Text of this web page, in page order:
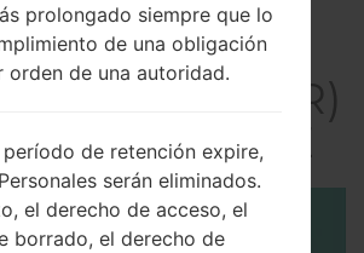
El vídeo
G4 Stylus LTE
prolongado siempre que lo
de una obligación
orden de una autoridad.
de retención expire,
serán eliminados.
el derecho de acceso, el
borrado, el derecho de